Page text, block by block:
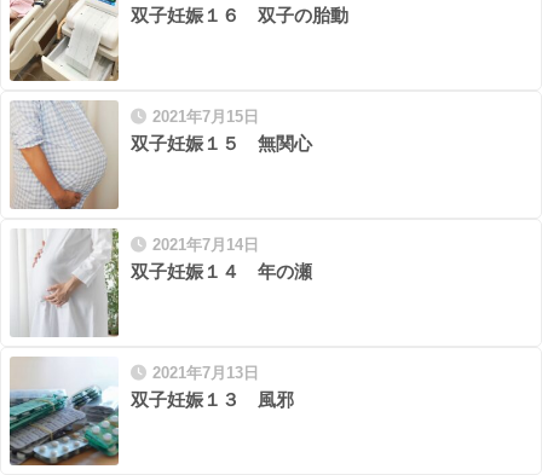
双子妊娠１６ 双子の胎動
2021年7月15日
双子妊娠１５ 無関心
2021年7月14日
双子妊娠１４ 年の瀬
2021年7月13日
双子妊娠１３ 風邪